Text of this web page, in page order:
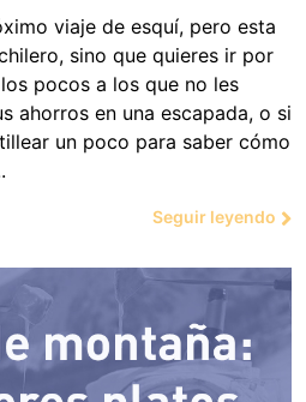
viaje de esquí, pero esta
sino que quieres ir por
pocos a los que no les
ahorros en una escapada, o si
un poco para saber cómo
Seguir leyendo